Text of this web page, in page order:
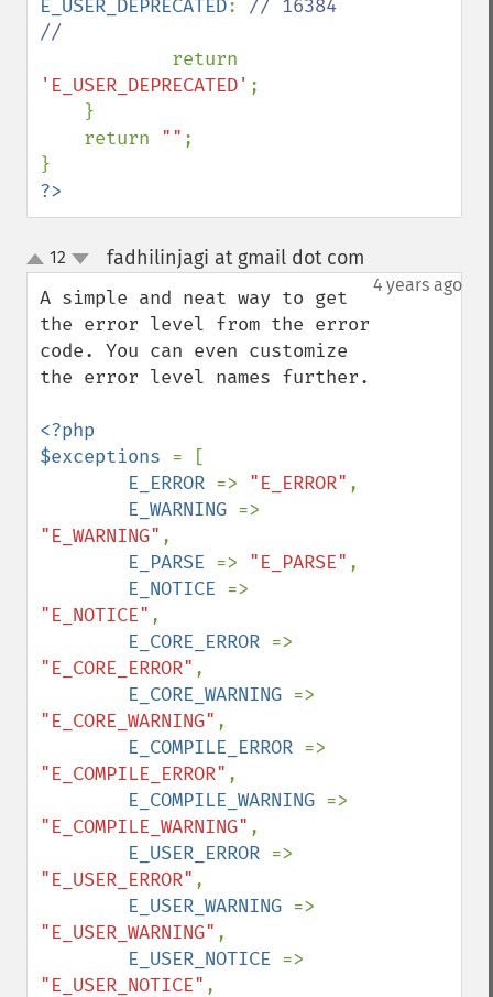
E_USER_DEPRECATED: // 16384
//
'E_USER_DEPRECATED' ;
    return
"" ;
?>
up
down
12 fadhilinjagi at gmail dot com
4 years ago
A simple and neat way to get
the error level from the error
code. You can even customize
the error level names further.
<?php
$exceptions = [
E_ERROR => "E_ERROR" ,
E_WARNING
"E_WARNING" ,
E_PARSE => "E_PARSE" ,
E_NOTICE
"E_NOTICE" ,
E_CORE_ERROR
"E_CORE_ERROR" ,
E_CORE_WARNING
"E_CORE_WARNING" ,
E_COMPILE_ERROR
"E_COMPILE_ERROR" ,
E_COMPILE_WARNING
"E_COMPILE_WARNING" ,
E_USER_ERROR
"E_USER_ERROR" ,
E_USER_WARNING
"E_USER_WARNING" ,
E_USER_NOTICE
"E_USER_NOTICE" ,